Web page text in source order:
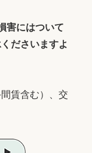
害にはついて
ださいますよ
賃含む）、交